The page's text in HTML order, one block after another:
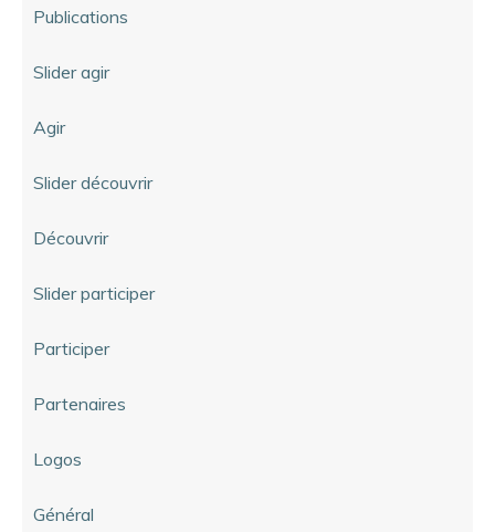
Publications
Slider agir
Agir
Slider découvrir
Découvrir
Slider participer
Participer
Partenaires
Logos
Général